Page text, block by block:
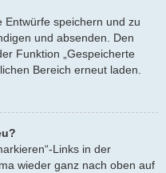
Entwürfe speichern und zu
und absenden. Den
Funktion „Gespeicherte
Bereich erneut laden.
Links in der
wieder ganz nach oben auf